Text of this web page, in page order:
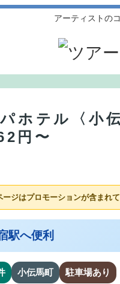
アーティストの
ホテル〈小
円〜
ージはプロモーションが含まれ
駅へ便利
小伝馬町 駐車場あり